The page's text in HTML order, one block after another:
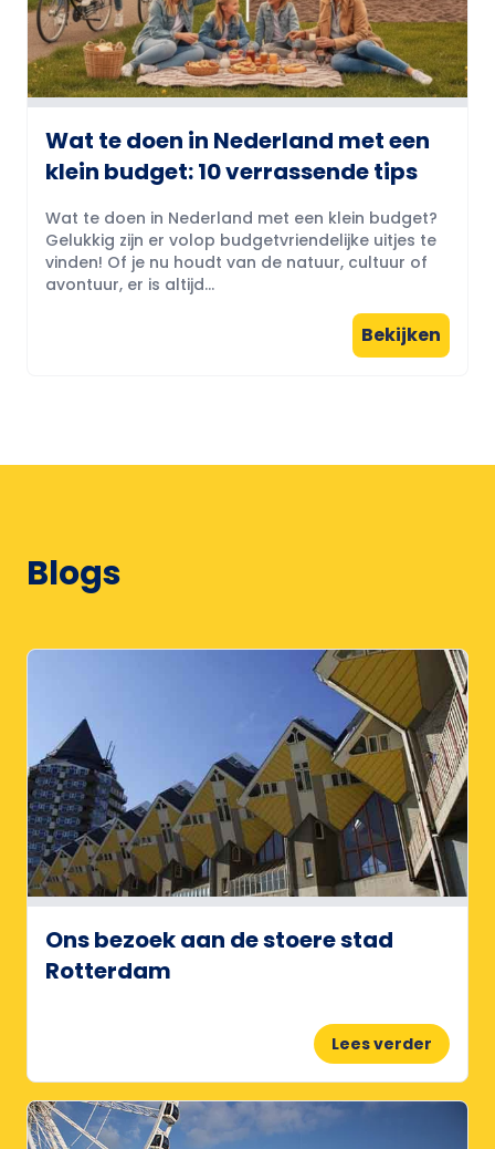
Wat te doen in Nederland met een
klein budget: 10 verrassende tips
Wat te doen in Nederland met een klein budget?
Gelukkig zijn er volop budgetvriendelijke uitjes te
vinden! Of je nu houdt van de natuur, cultuur of
avontuur, er is altijd...
Bekijken
Blogs
Ons bezoek aan de stoere stad
Rotterdam
Lees verder